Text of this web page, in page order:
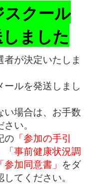
クール
ました
が決定いたしま
ルを発送しまし
い場合は、お手数
い。
の 「参加の手引
「事前健康状況調
加同意書」 をダ
てください。